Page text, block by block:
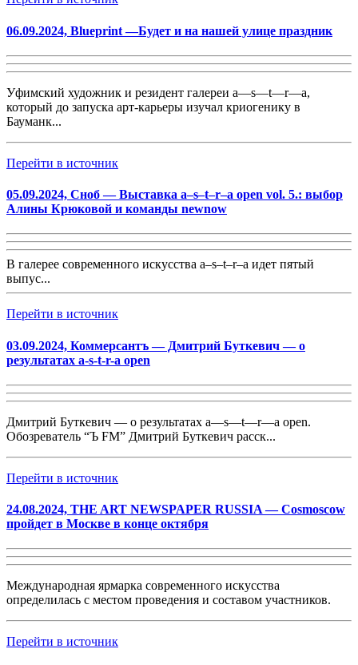
06.09.2024, Blueprint —Будет и на нашей улице праздник
Уфимский художник и резидент галереи a—s—t—r—a,
который до запуска арт-карьеры изучал криогенику в
Бауманк...
Перейти в источник
05.09.2024, Сноб — Выставка a–s–t–r–a open vol. 5.: выбор
Алины Крюковой и команды newnow
В галерее современного искусства a–s–t–r–a идет пятый
выпус...
Перейти в источник
03.09.2024, Коммерсантъ — Дмитрий Буткевич — о
результатах a-s-t-r-a open
Дмитрий Буткевич — о результатах a—s—t—r—a open.
Обозреватель “Ъ FM” Дмитрий Буткевич расск...
Перейти в источник
24.08.2024, THE ART NEWSPAPER RUSSIA — Cosmoscow
пройдет в Москве в конце октября
Международная ярмарка современного искусства
определилась с местом проведения и составом участников.
Перейти в источник